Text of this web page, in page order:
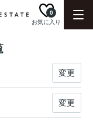
お気に入り
0
変更
変更